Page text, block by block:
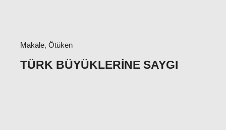
Makale, Ötüken
TÜRK BÜYÜKLERINE SAYGI